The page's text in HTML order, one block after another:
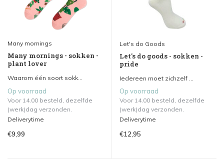
Many mornings
Many mornings - sokken -
plant lover
Waarom één soort sokk...
Op voorraad
Voor 14.00 besteld, dezelfde
(werk)dag verzonden.
Deliverytime
€9,99
Let's do Goods
Let's do goods - sokken -
pride
Iedereen moet zichzelf ...
Op voorraad
Voor 14.00 besteld, dezelfde
(werk)dag verzonden.
Deliverytime
€12,95